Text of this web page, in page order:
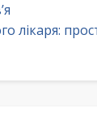
лікаря: